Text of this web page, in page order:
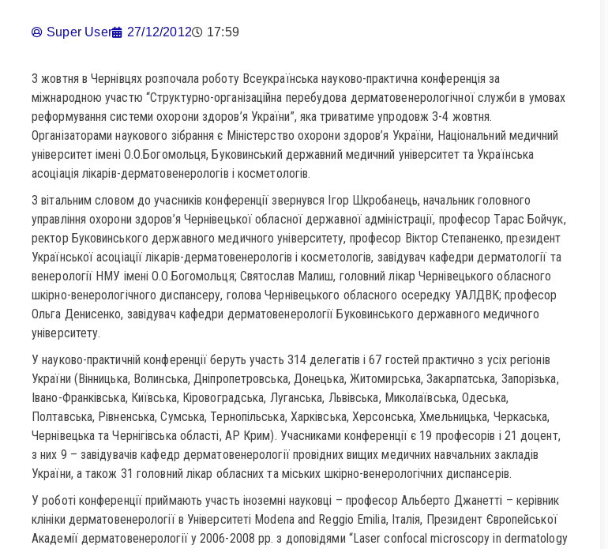
Super User 27/12/2012 17:59
3 жовтня в Чернівцях розпочала роботу Всеукраїнська науково-практична конференція за
міжнародною участю “Структурно-організаційна перебудова дерматовенерологічної служби в умовах
реформування системи охорони здоров’я України”, яка триватиме упродовж 3-4 жовтня.
Організаторами наукового зібрання є Міністерство охорони здоров’я України, Національний медичний
університет імені О.О.Богомольця, Буковинський державний медичний університет та Українська
асоціація лікарів-дерматовенерологів і косметологів.
З вітальним словом до учасників конференції звернувся Ігор Шкробанець, начальник головного
управління охорони здоров’я Чернівецької обласної державної адміністрації, професор Тарас Бойчук,
ректор Буковинського державного медичного університету, професор Віктор Степаненко, президент
Української асоціації лікарів-дерматовенерологів і косметологів, завідувач кафедри дерматології та
венерології НМУ імені О.О.Богомольця; Святослав Малиш, головний лікар Чернівецького обласного
шкірно-венерологічного диспансеру, голова Чернівецького обласного осередку УАЛДВК; професор
Ольга Денисенко, завідувач кафедри дерматовенерології Буковинського державного медичного
університету.
У науково-практичній конференції беруть участь 314 делегатів і 67 гостей практично з усіх регіонів
України (Вінницька, Волинська, Дніпропетровська, Донецька, Житомирська, Закарпатська, Запорізька,
Івано-Франківська, Київська, Кіровоградська, Луганська, Львівська, Миколаївська, Одеська,
Полтавська, Рівненська, Сумська, Тернопільська, Харківська, Херсонська, Хмельницька, Черкаська,
Чернівецька та Чернігівська області, АР Крим). Учасниками конференції є 19 професорів і 21 доцент,
з них 9 – завідувачів кафедр дерматовенерології провідних вищих медичних навчальних закладів
України, а також 31 головний лікар обласних та міських шкірно-венерологічних диспансерів.
У роботі конференції приймають участь іноземні науковці – професор Альберто Джанетті – керівник
клініки дерматовенерології в Університеті Modena and Reggio Emilia, Італія, Президент Європейської
Академії дерматовенерології у 2006-2008 рр. з доповідями “Laser confocal microscopy in dermatology